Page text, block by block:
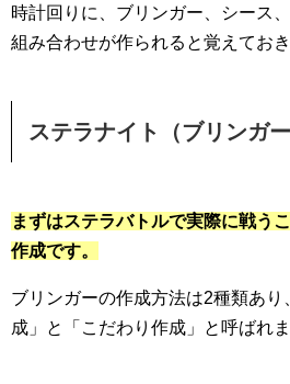
時計回りに、ブリンガー、シース
組み合わせが作られると覚えておき
ステラナイト（ブリンガ
まずはステラバトルで実際に戦う
作成です。
ブリンガーの作成方法は2種類あ
成」と「こだわり作成」と呼ばれま